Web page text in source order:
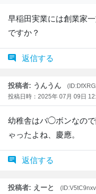
早稲田実業には創業家
ですか？
返信する
投稿者: うんうん
投稿日時：2025年 07月 09日
幼稚舎はバ◯ボンなの
ゃったよね、慶應。
返信する
投稿者: えーと